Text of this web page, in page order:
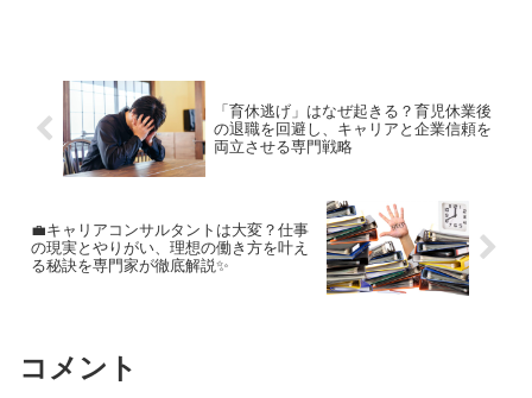
「育休逃げ」はなぜ起きる？育児休業後
の退職を回避し、キャリアと企業信頼を
両立させる専門戦略
💼キャリアコンサルタントは大変？仕事
の現実とやりがい、理想の働き方を叶え
る秘訣を専門家が徹底解説✨
コメント